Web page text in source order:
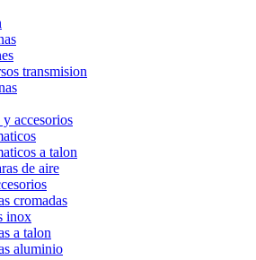
transmision
accesorios
a talon
de aire
cromadas
inox
a talon
aluminio